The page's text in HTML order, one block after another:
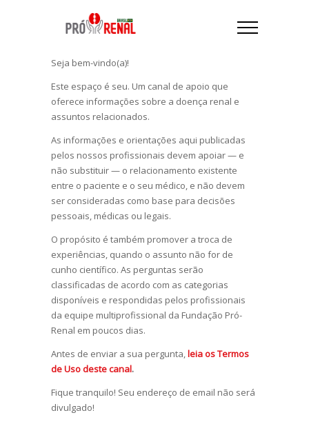
Seja bem-vindo(a)!
Este espaço é seu. Um canal de apoio que
oferece informações sobre a doença renal e
assuntos relacionados.
As informações e orientações aqui publicadas
pelos nossos profissionais devem apoiar — e
não substituir — o relacionamento existente
entre o paciente e o seu médico, e não devem
ser consideradas como base para decisões
pessoais, médicas ou legais.
O propósito é também promover a troca de
experiências, quando o assunto não for de
cunho científico. As perguntas serão
classificadas de acordo com as categorias
disponíveis e respondidas pelos profissionais
da equipe multiprofissional da Fundação Pró-
Renal em poucos dias.
Antes de enviar a sua pergunta,leia os Termos
de Uso deste canal.
Fique tranquilo! Seu endereço de email não será
divulgado!